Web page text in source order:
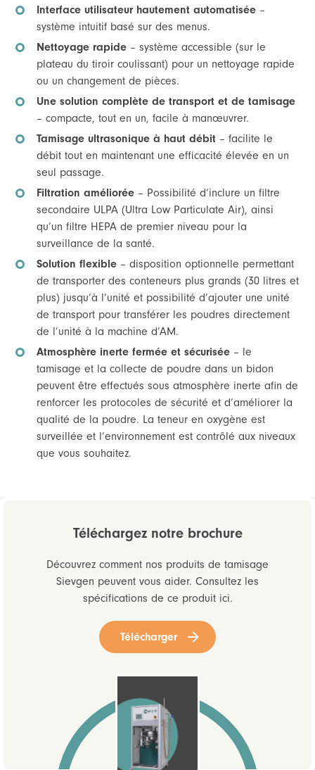
Interface utilisateur hautement automatisée –
système intuitif basé sur des menus.
Nettoyage rapide – système accessible (sur le
plateau du tiroir coulissant) pour un nettoyage rapide
ou un changement de pièces.
Une solution complète de transport et de tamisage
– compacte, tout en un, facile à manœuvrer.
Tamisage ultrasonique à haut débit – facilite le
débit tout en maintenant une efficacité élevée en un
seul passage.
Filtration améliorée – Possibilité d’inclure un filtre
secondaire ULPA (Ultra Low Particulate Air), ainsi
qu’un filtre HEPA de premier niveau pour la
surveillance de la santé.
Solution flexible – disposition optionnelle permettant
de transporter des conteneurs plus grands (30 litres et
plus) jusqu’à l’unité et possibilité d’ajouter une unité
de transport pour transférer les poudres directement
de l’unité à la machine d’AM.
Atmosphère inerte fermée et sécurisée – le
tamisage et la collecte de poudre dans un bidon
peuvent être effectués sous atmosphère inerte afin de
renforcer les protocoles de sécurité et d’améliorer la
qualité de la poudre. La teneur en oxygène est
surveillée et l’environnement est contrôlé aux niveaux
que vous souhaitez.
Téléchargez notre brochure
Découvrez comment nos produits de tamisage
Sievgen peuvent vous aider. Consultez les
spécifications de ce produit ici.
Télécharger